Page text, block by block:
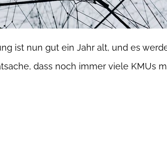
ist nun gut ein Jahr alt, und es
dass noch immer viele KMUs